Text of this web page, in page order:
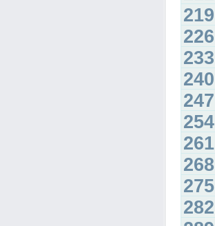
219
226
233
240
247
254
261
268
275
282